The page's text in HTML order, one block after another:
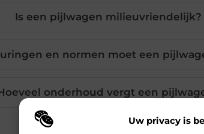
Uw privacy is
Is een pijlwagen milieuvriendelijk?
en normen moet een
onderhoud vergt een